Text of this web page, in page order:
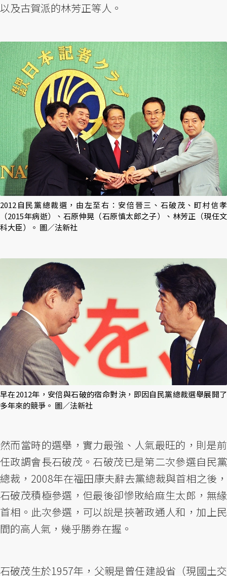
以及古賀派的林芳正等人。
2012自民黨總裁選，由左至右：安倍晉三、石破茂、町村信孝
（2015年病逝）、石原伸晃（石原慎太郎之子）、林芳正（現任文
科大臣）。 圖／法新社
早在2012年，安倍與石破的宿命對決，即因自民黨總裁選舉展開了
多年來的競爭。 圖／法新社
然而當時的選舉，實力最強、人氣最旺的，則是前
任政調會長石破茂。石破茂已是第二次參選自民黨
總裁，2008年在福田康夫辭去黨總裁與首相之後，
石破茂積極參選，但最後卻慘敗給麻生太郎，無緣
首相。此次參選，可以說是挾著政通人和，加上民
間的高人氣，幾乎勝券在握。
石破茂生於1957年，父親是曾任建設省（現國土交